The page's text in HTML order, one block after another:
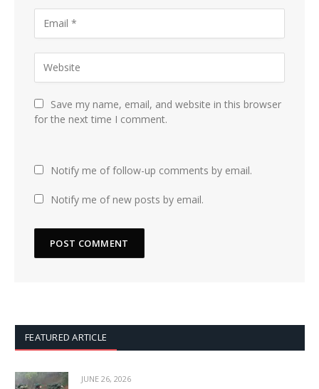
Save my name, email, and website in this browser
for the next time I comment.
Notify me of follow-up comments by email.
Notify me of new posts by email.
FEATURED ARTICLE
JUNE 26, 2026